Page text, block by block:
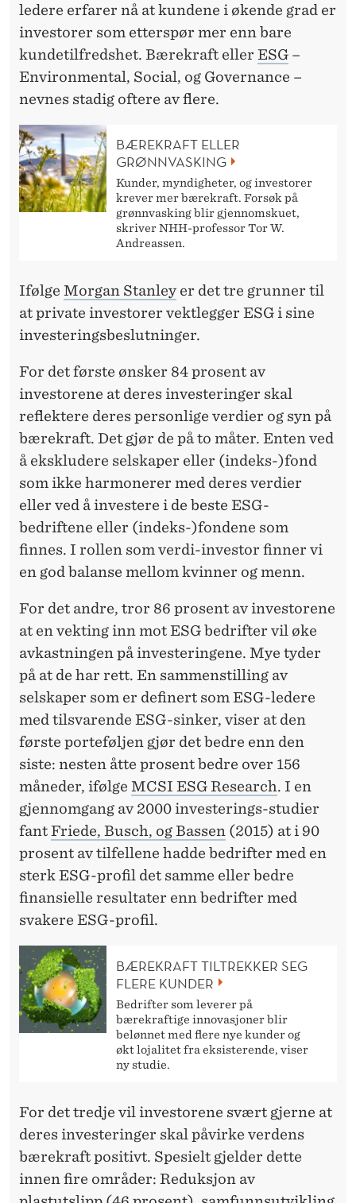
ledere erfarer nå at kundene i økende grad er
investorer som etterspør mer enn bare
kundetilfredshet. Bærekraft eller ESG –
Environmental, Social, og Governance –
nevnes stadig oftere av flere.
BÆREKRAFT ELLER
GRØNNVASKING
Kunder, myndigheter, og investorer
krever mer bærekraft. Forsøk på
grønnvasking blir gjennomskuet,
skriver NHH-professor Tor W.
Andreassen.
Ifølge Morgan Stanley er det tre grunner til
at private investorer vektlegger ESG i sine
investeringsbeslutninger.
For det første ønsker 84 prosent av
investorene at deres investeringer skal
reflektere deres personlige verdier og syn på
bærekraft. Det gjør de på to måter. Enten ved
å ekskludere selskaper eller (indeks-)fond
som ikke harmonerer med deres verdier
eller ved å investere i de beste ESG-
bedriftene eller (indeks-)fondene som
finnes. I rollen som verdi-investor finner vi
en god balanse mellom kvinner og menn.
For det andre, tror 86 prosent av investorene
at en vekting inn mot ESG bedrifter vil øke
avkastningen på investeringene. Mye tyder
på at de har rett. En sammenstilling av
selskaper som er definert som ESG-ledere
med tilsvarende ESG-sinker, viser at den
første porteføljen gjør det bedre enn den
siste: nesten åtte prosent bedre over 156
måneder, ifølge MCSI ESG Research. I en
gjennomgang av 2000 investerings-studier
fantFriede, Busch, og Bassen (2015) at i 90
prosent av tilfellene hadde bedrifter med en
sterk ESG-profil det samme eller bedre
finansielle resultater enn bedrifter med
svakere ESG-profil.
BÆREKRAFT TILTREKKER SEG
FLERE KUNDER
Bedrifter som leverer på
bærekraftige innovasjoner blir
belønnet med flere nye kunder og
økt lojalitet fra eksisterende, viser
ny studie.
For det tredje vil investorene svært gjerne at
deres investeringer skal påvirke verdens
bærekraft positivt. Spesielt gjelder dette
innen fire områder: Reduksjon av